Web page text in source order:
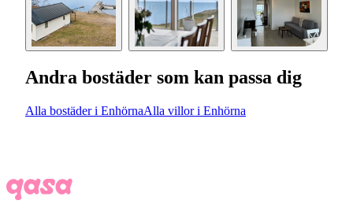
Andra bostäder som kan passa dig
Alla bostäder i EnhörnaAlla villor i Enhörna